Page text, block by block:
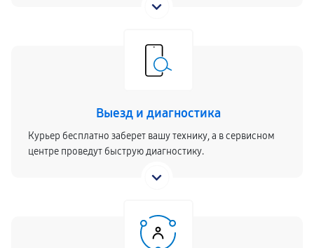
Выезд и диагностика
Курьер бесплатно заберет вашу технику, а в сервисном
центре проведут быструю диагностику.